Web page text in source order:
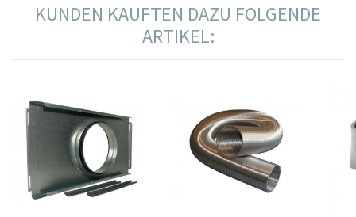
KUNDEN KAUFTEN DAZU FOLGENDE
ARTIKEL: